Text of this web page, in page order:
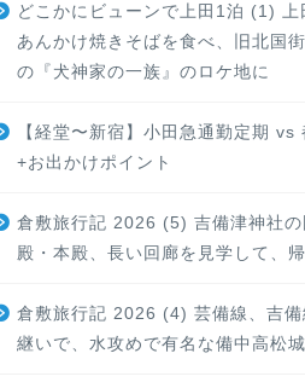
どこかにビューンで上田1泊 (1) 上
あんかけ焼きそばを食べ、旧北国街
の『犬神家の一族』のロケ地に
【経堂〜新宿】小田急通勤定期 vs
+お出かけポイント
倉敷旅行記 2026 (5) 吉備津神社の
殿・本殿、長い回廊を見学して、
倉敷旅行記 2026 (4) 芸備線、吉備
継いで、水攻めで有名な備中高松